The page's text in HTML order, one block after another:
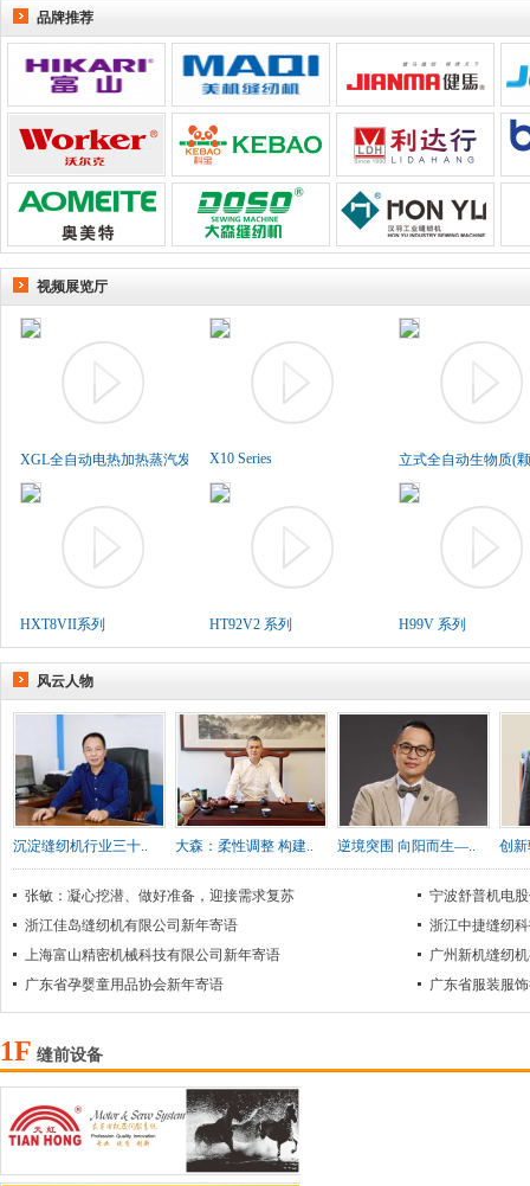
品牌推荐
视频展览厅
XGL全自动电热加热蒸汽发生..X10 Series 立式全自动生物质(
HXT8VII系列 HT92V2 系列 H99V 系列
风云人物
沉淀缝纫机行业三十.. 大森：柔性调整 构建.. 逆境突围 向阳而生—.. 创
张敏：凝心挖潜、做好准备，迎接需求复苏
宁波舒普机电
浙江佳岛缝纫机有限公司新年寄语
浙江中捷缝纫
上海富山精密机械科技有限公司新年寄语
广州新机缝纫
广东省孕婴童用品协会新年寄语
广东省服装服
1F 缝前设备